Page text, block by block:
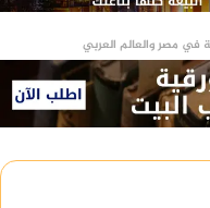
في مصر والعالم العربي